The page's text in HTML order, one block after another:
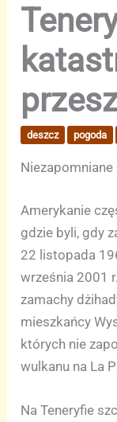
deszcz pogoda
Amerykanie
gdzie byli, gdy
22 listopada
września 2001
zamachy
mieszkańcy
których nie
wulkanu na La
Na Teneryfie